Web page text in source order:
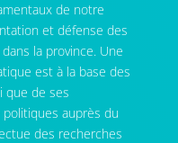
de notre
et défense des
la province. Une
est à la base des
que de ses
auprès du
des recherches